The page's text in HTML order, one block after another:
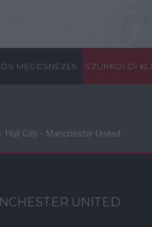
MECCSNÉZÉS SZURKOLÓI
Hull City - Manchester United
UNITED